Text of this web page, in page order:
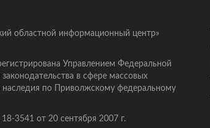
областной информационный центр»
Управлением Федеральной
в сфере массовых
наследия по Приволжскому федеральному
3541 от 20 сентября 2007 г.